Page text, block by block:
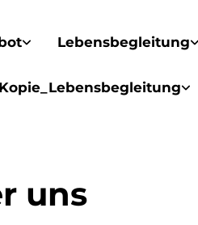
Lebensbegleitung
Kopie_Lebensbegleitung
uns